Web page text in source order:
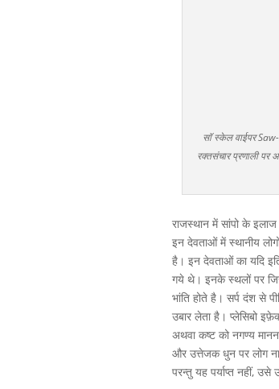
सॉ स्केल वाईपर
रक्तसंचार प्रणाली
राजस्थान में सांपो के
इन देवताओं में स्थानीय
है। इन देवताओं का यदि
गये थे। इनके स्थलों पर
भांति होते है। सर्प दंश से
उबार लेता है। प्लेसिबो
अथवा कष्ट को नगण्य
और उत्तेजक धुन पर लोग
परन्तु यह पर्याप्त नहीं,